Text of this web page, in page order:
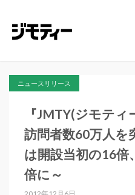
ニュースリリース
『JMTY(ジモテ
訪問者数60万人を
は開設当初の16倍
倍に～